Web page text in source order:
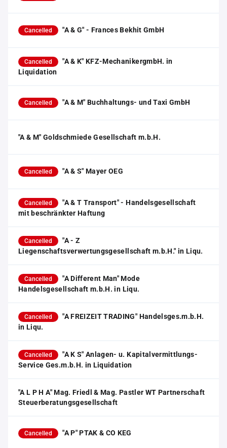
Cancelled "A & G" - Frances Bekhit GmbH
Cancelled
"A & K" KFZ-MechanikergmbH. in
Liquidation
Cancelled "A & M" Buchhaltungs- und Taxi GmbH
"A & M" Goldschmiede Gesellschaft m.b.H.
Cancelled "A & S" Mayer OEG
Cancelled
"A & T Transport" - Handelsgesellschaft
mit beschränkter Haftung
Cancelled
"A - Z
Liegenschaftsverwertungsgesellschaft m.b.H." in Liqu.
Cancelled
"A Different Man" Mode
Handelsgesellschaft m.b.H. in Liqu.
Cancelled
"A FREIZEIT TRADING" Handelsges.m.b.H.
in Liqu.
Cancelled
"A K S" Anlagen- u. Kapitalvermittlungs-
Service Ges.m.b.H. in Liquidation
"A L P H A" Mag. Friedl & Mag. Pastler WT Partnerschaft
Steuerberatungsgesellschaft
Cancelled "A P" PTAK & CO KEG